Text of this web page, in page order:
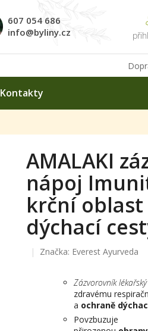
607 054 686
info@byliny.cz
Kontakty
Zázvorovník lékařský
zdravému
a ochraně
Povzbuzuje
AMALAKI
nápoj
krční oblast
dýchací
Značka: Everest Ayurveda